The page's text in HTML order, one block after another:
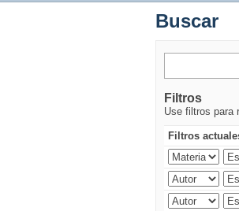
Buscar
Filtros
Use filtros para
Filtros